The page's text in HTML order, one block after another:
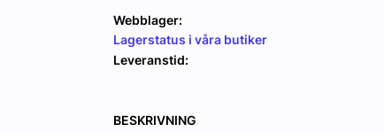
Webblager:
Lagerstatus i våra butiker
Leveranstid:
BESKRIVNING